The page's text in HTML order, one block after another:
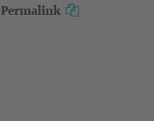
Permalink